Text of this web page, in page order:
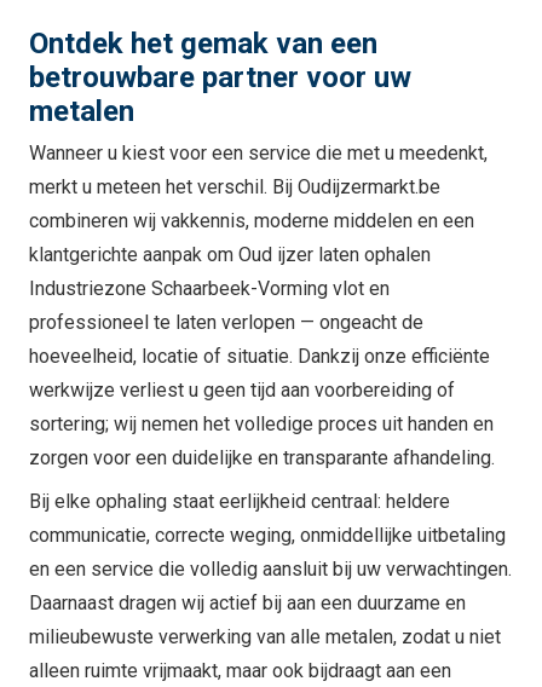
Ontdek het gemak van een
betrouwbare partner voor uw
metalen
Wanneer u kiest voor een service die met u meedenkt,
merkt u meteen het verschil. Bij Oudijzermarkt.be
combineren wij vakkennis, moderne middelen en een
klantgerichte aanpak om Oud ijzer laten ophalen
Industriezone Schaarbeek-Vorming vlot en
professioneel te laten verlopen — ongeacht de
hoeveelheid, locatie of situatie. Dankzij onze efficiënte
werkwijze verliest u geen tijd aan voorbereiding of
sortering; wij nemen het volledige proces uit handen en
zorgen voor een duidelijke en transparante afhandeling.
Bij elke ophaling staat eerlijkheid centraal: heldere
communicatie, correcte weging, onmiddellijke uitbetaling
en een service die volledig aansluit bij uw verwachtingen.
Daarnaast dragen wij actief bij aan een duurzame en
milieubewuste verwerking van alle metalen, zodat u niet
alleen ruimte vrijmaakt, maar ook bijdraagt aan een